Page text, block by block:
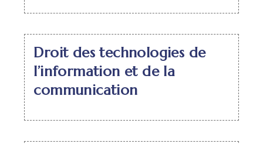
Droit des technologies de
l’information et de la
communication